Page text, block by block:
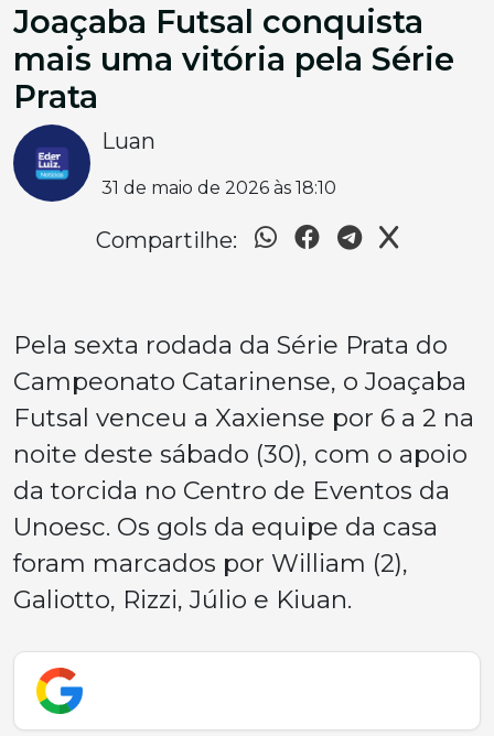
Joaçaba Futsal conquista
mais uma vitória pela Série
Prata
Luan
31 de maio de 2026 às 18:10
Compartilhe:
Pela sexta rodada da Série Prata do
Campeonato Catarinense, o Joaçaba
Futsal venceu a Xaxiense por 6 a 2 na
noite deste sábado (30), com o apoio
da torcida no Centro de Eventos da
Unoesc. Os gols da equipe da casa
foram marcados por William (2),
Galiotto, Rizzi, Júlio e Kiuan.